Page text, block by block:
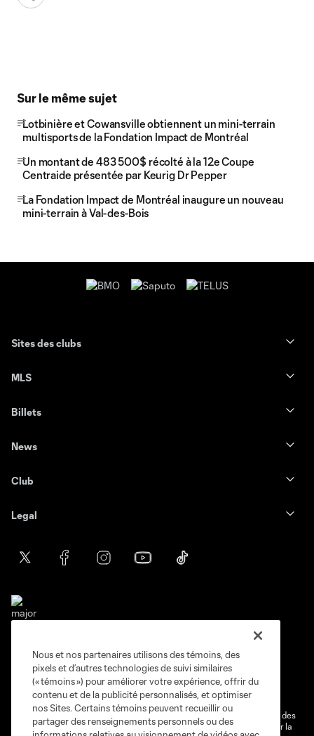
Sur le même sujet
Lotbinière et Cowansville obtiennent un mini-terrain
multisports de la Fondation Impact de Montréal
Un montant de 483 500$ récolté à la 12e Coupe
Centraide présentée par Keurig Dr Pepper
La Fondation Impact de Montréal inaugure un nouveau
mini-terrain à Val-des-Bois
Sites des clubs
MLS
Billets
News
Club
Legal
Conditions d'utilisation
Politique de confidentialité
Ne vendez pas et ne partagez pas mes information personnelles.
Paramètres des témoins
@2026 MLS. Le nom et l'écusson Major League Soccer et MLS sont des
marques déposées de Major League Soccer, LLC (“MLS”) protégés par la
Nous et nos partenaires utilisons des témoins, des
pixels et d’autres technologies de suivi similaires
(« témoins ») pour améliorer votre expérience, offrir du
contenu et de la publicité personnalisés, et optimiser
nos Sites. Certains témoins peuvent recueillir ou
partager des renseignements personnels ou des